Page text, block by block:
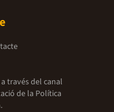
través del canal
de la Política